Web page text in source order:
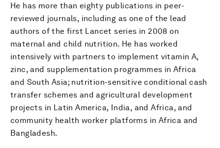
He has more than eighty publications in peer-
reviewed journals, including as one of the lead
authors of the first Lancet series in 2008 on
maternal and child nutrition. He has worked
intensively with partners to implement vitamin A,
zinc, and supplementation programmes in Africa
and South Asia; nutrition-sensitive conditional cash
transfer schemes and agricultural development
projects in Latin America, India, and Africa, and
community health worker platforms in Africa and
Bangladesh.